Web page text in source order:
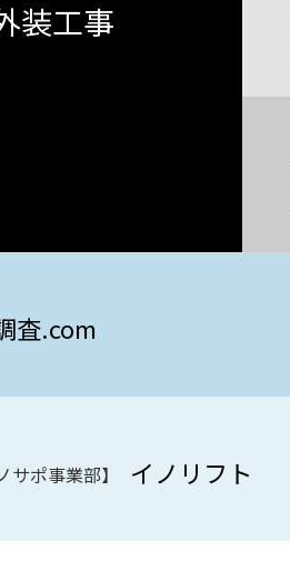
装工事
査.com
ポ事業部】 イノリフト